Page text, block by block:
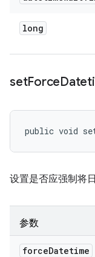
long
setForce
public void
设置是否应强制将
参数
forceDatetime